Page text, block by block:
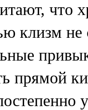
что
клизм не
прямой